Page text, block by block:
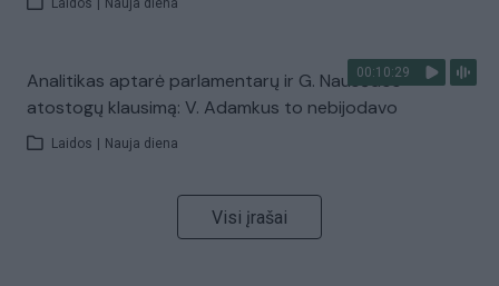
Laidos Nauja diena
00:10:29
Analitikas aptarė parlamentarų ir G. Nausėdos
atostogų klausimą: V. Adamkus to nebijodavo
Laidos Nauja diena
Visi įrašai